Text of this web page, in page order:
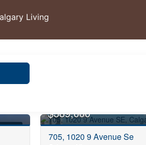
Living
$389,000
705, 1020 9 Avenue Se